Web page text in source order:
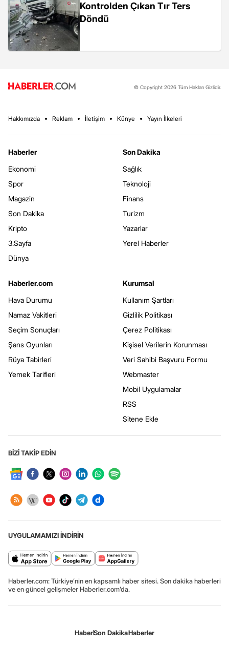
Kontrolden Çıkan Tır Ters
Döndü
© Copyright 2026 Tüm Hakları Gizlidir.
Hakkımızda Reklam İletişim Künye Yayın İlkeleri
Haberler
Ekonomi
Spor
Magazin
Son Dakika
Kripto
3.Sayfa
Dünya
Son Dakika
Sağlık
Teknoloji
Finans
Turizm
Yazarlar
Yerel Haberler
Haberler.com
Hava Durumu
Namaz Vakitleri
Seçim Sonuçları
Şans Oyunları
Rüya Tabirleri
Yemek Tarifleri
Kurumsal
Kullanım Şartları
Gizlilik Politikası
Çerez Politikası
Kişisel Verilerin Korunması
Veri Sahibi Başvuru Formu
Webmaster
Mobil Uygulamalar
RSS
Sitene Ekle
BİZİ TAKİP EDİN
UYGULAMAMIZI İNDİRİN
Haberler.com: Türkiye’nin en kapsamlı haber sitesi. Son dakika haberleri
ve en güncel gelişmeler Haberler.com’da.
HaberSon DakikaHaberler